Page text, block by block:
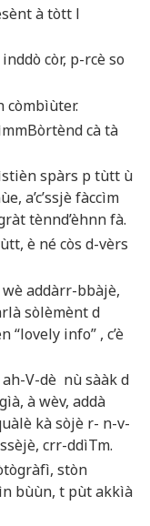
à tòtt l
còr, p-rcè so
còmbìùter.
cà tà
spàrs p tùtt ù
a’c’ssjè fàccìm
tènnd’èhnn fà.
è né còs d-vèrs
addàrr-bbàjè,
sòlèmènt d
“lovely info” , c’è
V-dè nù sààk d
à wèv, addà
kà sòjè r- n-v-
crr-ddìTm.
stòn
bùùn, t pùt akkìà